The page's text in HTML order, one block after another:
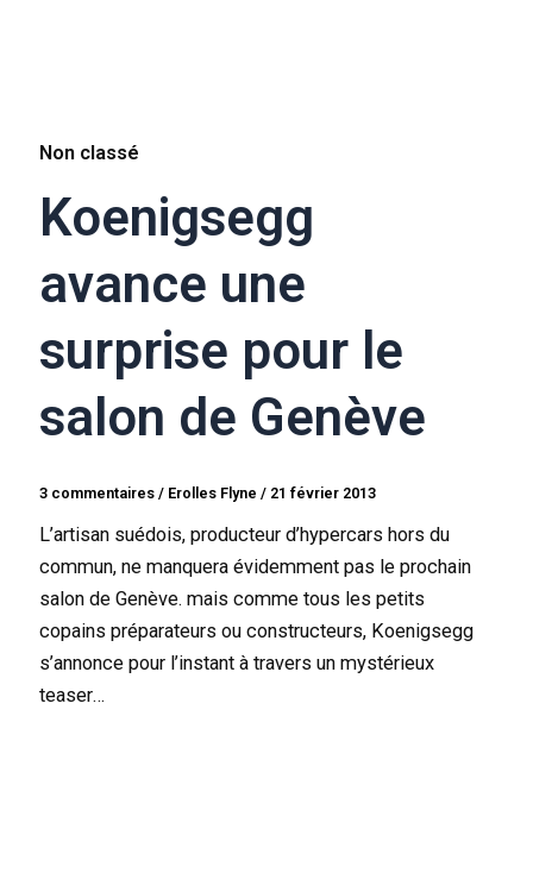
Non classé
Koenigsegg
avance une
surprise pour le
salon de Genève
3 commentaires / Erolles Flyne/ 21 février 2013
L’artisan suédois, producteur d’hypercars hors du
commun, ne manquera évidemment pas le prochain
salon de Genève. mais comme tous les petits
copains préparateurs ou constructeurs, Koenigsegg
s’annonce pour l’instant à travers un mystérieux
teaser…